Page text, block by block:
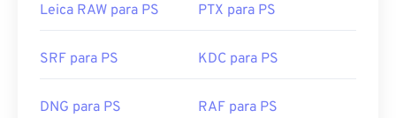
Leica RAW para PS PTX para PS
SRF para PS KDC para PS
DNG para PS RAF para PS